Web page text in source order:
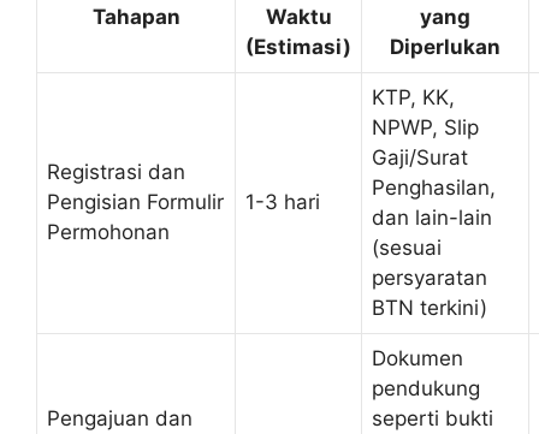
Tahapan
Waktu
(Estimasi)
yang
Diperlukan
Registrasi dan
Pengisian Formulir
Permohonan
1-3 hari
KTP, KK,
NPWP, Slip
Gaji/Surat
Penghasilan,
dan lain-lain
(sesuai
persyaratan
BTN terkini)
Pengajuan dan
Dokumen
pendukung
seperti bukti